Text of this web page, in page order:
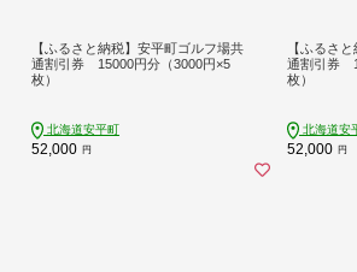
【ふるさと納税】安平町ゴルフ場共
通割引券 15000円分（3000円×5
枚）
北海道安平町
52,000 円
【ふるさ
通割引券
枚）
北海道安
52,000 円